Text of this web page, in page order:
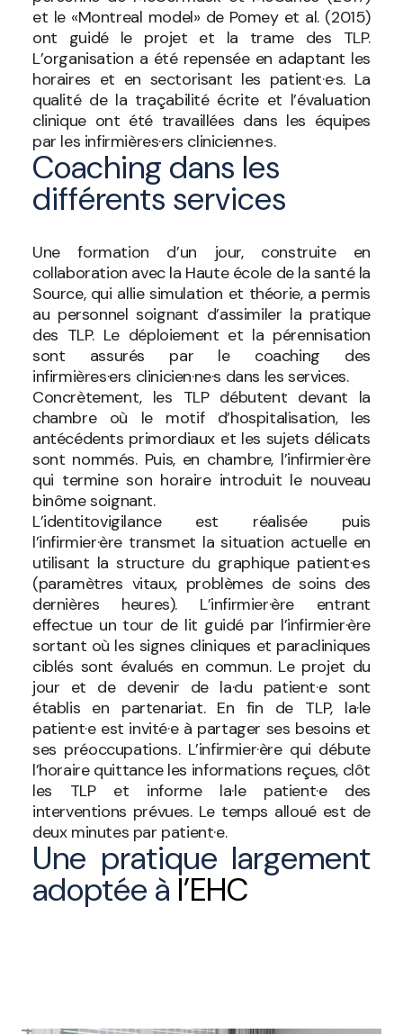
et le «Montreal model» de Pomey et al. (2015)
ont guidé le projet et la trame des TLP.
L’organisation a été repensée en adaptant les
horaires et en sectorisant les patient·e·s. La
qualité de la traçabilité écrite et l’évaluation
clinique ont été travaillées dans les équipes
par les infirmières·ers clinicien·ne·s.
Coaching dans les
différents services
Une formation d’un jour, construite en
collaboration avec la Haute école de la santé la
Source, qui allie simulation et théorie, a permis
au personnel soignant d’assimiler la pratique
des TLP. Le déploiement et la pérennisation
sont assurés par le coaching des
infirmières·ers clinicien·ne·s dans les services.
Concrètement, les TLP débutent devant la
chambre où le motif d’hospitalisation, les
antécédents primordiaux et les sujets délicats
sont nommés. Puis, en chambre, l’infirmier·ère
qui termine son horaire introduit le nouveau
binôme soignant.
L’identitovigilance est réalisée puis
l’infirmier·ère transmet la situation actuelle en
utilisant la structure du graphique patient·e·s
(paramètres vitaux, problèmes de soins des
dernières heures). L’infirmier·ère entrant
effectue un tour de lit guidé par l’infirmier·ère
sortant où les signes cliniques et paracliniques
ciblés sont évalués en commun. Le projet du
jour et de devenir de la·du patient·e sont
établis en partenariat. En fin de TLP, la·le
patient·e est invité·e à partager ses besoins et
ses préoccupations. L’infirmier·ère qui débute
l’horaire quittance les informations reçues, clôt
les TLP et informe la·le patient·e des
interventions prévues. Le temps alloué est de
deux minutes par patient·e.
Une pratique largement
adoptée à l’EHC